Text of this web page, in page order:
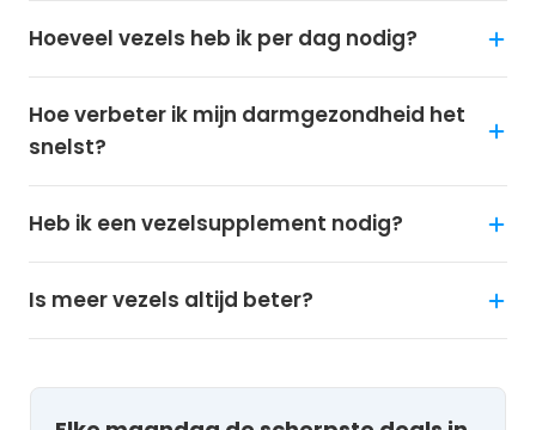
Hoeveel vezels heb ik per dag nodig?
Hoe verbeter ik mijn darmgezondheid het
snelst?
Heb ik een vezelsupplement nodig?
Is meer vezels altijd beter?